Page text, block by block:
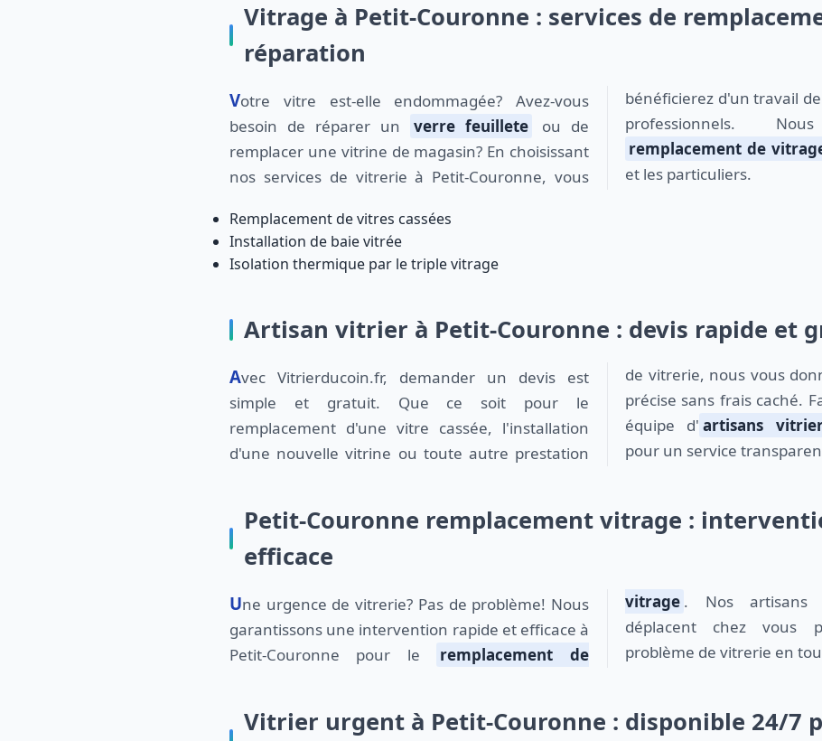
Vitrage à Petit-Couronne : services de
réparation
Votre vitre est-elle endommagée? Avez-vous
besoin de réparer un verre feuillete
ou de
remplacer une vitrine de magasin? En choisissant
nos services de vitrerie à Petit-Couronne, vous
bénéficierez d'un travail
professionnels.
remplacement de
et les particuliers.
Remplacement de vitres cassées
Installation de baie vitrée
Isolation thermique par le triple vitrage
Artisan vitrier à Petit-Couronne : devis rapide et
Avec Vitrierducoin.fr, demander un devis est
simple et gratuit. Que ce soit pour le
remplacement d'une vitre cassée, l'installation
d'une nouvelle vitrine ou toute autre prestation
de vitrerie, nous vous donnerons une estimation
précise sans frais caché.
équipe d' artisans
pour un service
Petit-Couronne remplacement vitrage :
efficace
Une urgence de vitrerie? Pas de problème! Nous
garantissons une intervention rapide et efficace à
Petit-Couronne pour le
remplacement de
vitrage . Nos artisans
déplacent chez vous
problème de vitrerie en
Vitrier urgent à Petit-Couronne : disponible 24/7